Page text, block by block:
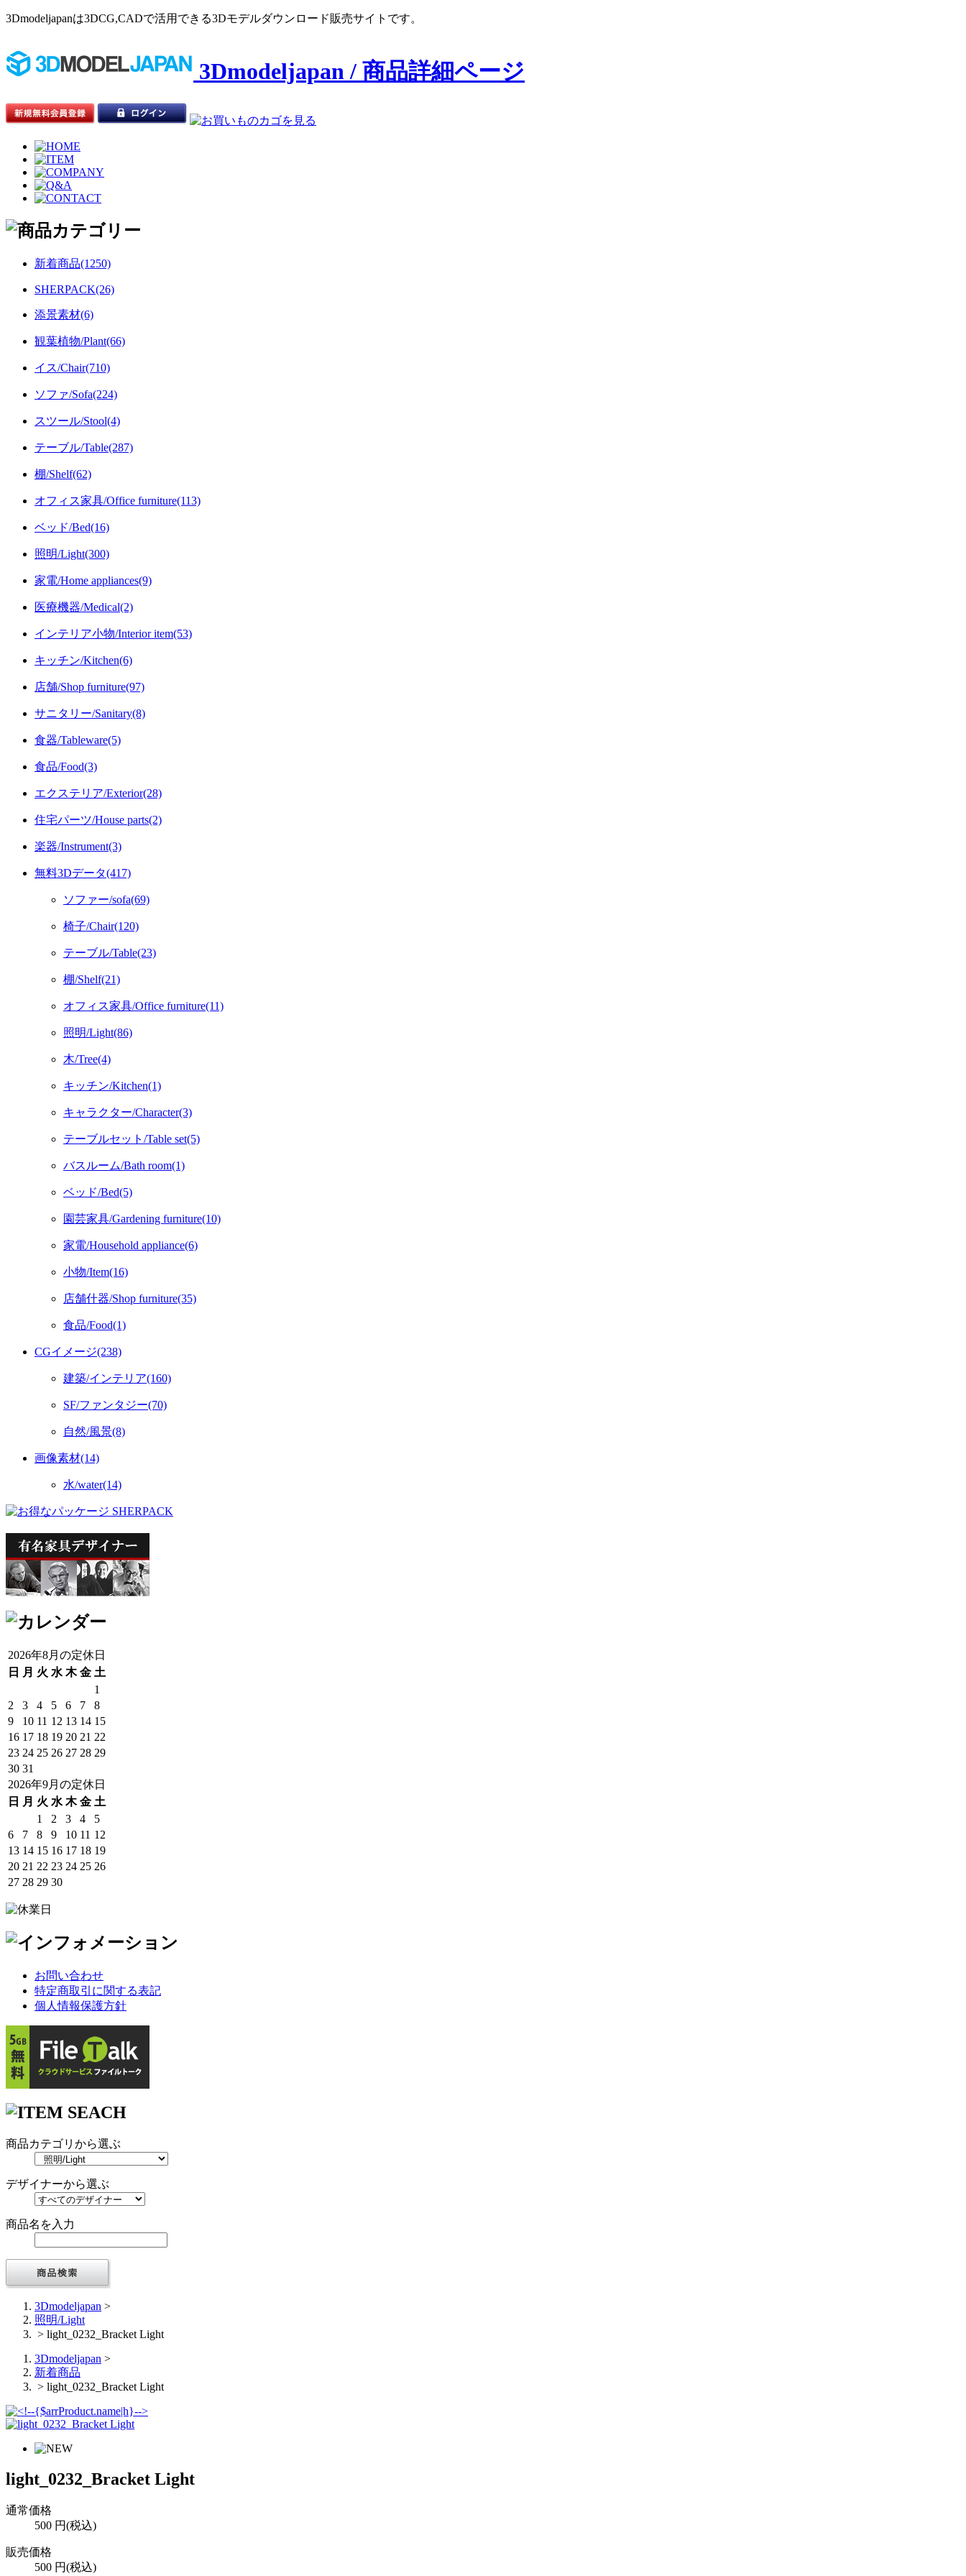
3Dmodeljapanは3DCG,CADで活用できる3Dモデルダウンロード販売サイトです。
3Dmodeljapan / 商品詳細ページ
新着商品(1250)
SHERPACK(26)
添景素材(6)
観葉植物/Plant(66)
イス/Chair(710)
ソファ/Sofa(224)
スツール/Stool(4)
テーブル/Table(287)
棚/Shelf(62)
オフィス家具/Office furniture(113)
ベッド/Bed(16)
照明/Light(300)
家電/Home appliances(9)
医療機器/Medical(2)
インテリア小物/Interior item(53)
キッチン/Kitchen(6)
店舗/Shop furniture(97)
サニタリー/Sanitary(8)
食器/Tableware(5)
食品/Food(3)
エクステリア/Exterior(28)
住宅パーツ/House parts(2)
楽器/Instrument(3)
無料3Dデータ(417)
ソファー/sofa(69)
椅子/Chair(120)
テーブル/Table(23)
棚/Shelf(21)
オフィス家具/Office furniture(11)
照明/Light(86)
木/Tree(4)
キッチン/Kitchen(1)
キャラクター/Character(3)
テーブルセット/Table set(5)
バスルーム/Bath room(1)
ベッド/Bed(5)
園芸家具/Gardening furniture(10)
家電/Household appliance(6)
小物/Item(16)
店舗什器/Shop furniture(35)
食品/Food(1)
CGイメージ(238)
建築/インテリア(160)
SF/ファンタジー(70)
自然/風景(8)
画像素材(14)
水/water(14)
2026年8月の定休日
日
月 火 水 木 金 土
1
2
3 4 5 6 7
8
9
10 11 12 13 14 15
16 17 18 19 20 21 22
23 24 25 26 27 28 29
30 31
2026年9月の定休日
日
月 火 水 木 金 土
1
2 3 4
5
6
7 8 9 10 11 12
13 14 15 16 17 18 19
20 21 22 23 24 25 26
27 28 29 30
お問い合わせ
特定商取引に関する表記
個人情報保護方針
商品カテゴリから選ぶ
デザイナーから選ぶ
商品名を入力
3Dmodeljapan >
照明/Light
> light_0232_Bracket Light
3Dmodeljapan >
新着商品
> light_0232_Bracket Light
light_0232_Bracket Light
通常価格
500 円(税込)
販売価格
500 円(税込)